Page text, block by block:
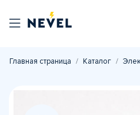
Главная страница Каталог